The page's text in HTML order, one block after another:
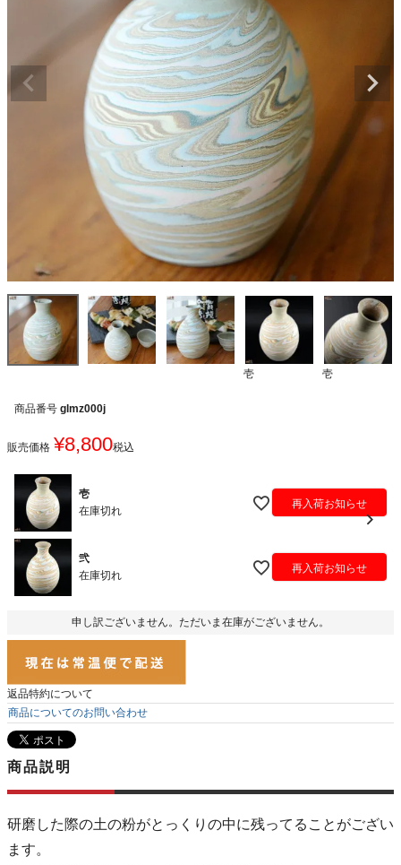
壱 壱
商品番号 glmz000j
販売価格 ¥8,800税込
壱
在庫切れ
再入荷お知らせ
弐
在庫切れ
再入荷お知らせ
申し訳ございません。ただいま在庫がございません。
返品特約について
商品についてのお問い合わせ
商品説明
研磨した際の土の粉がとっくりの中に残ってることがござい
ます。